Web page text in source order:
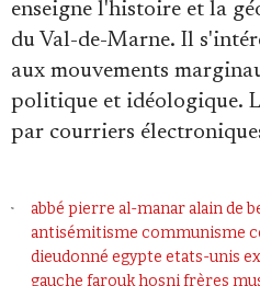
enseigne l'histoire et la
du Val-de-Marne. Il
aux mouvements
politique et idéologique.
par courriers
abbé pierre al-manar alain de
antisémitisme communisme
dieudonné egypte etats-unis
gauche farouk hosnifrères